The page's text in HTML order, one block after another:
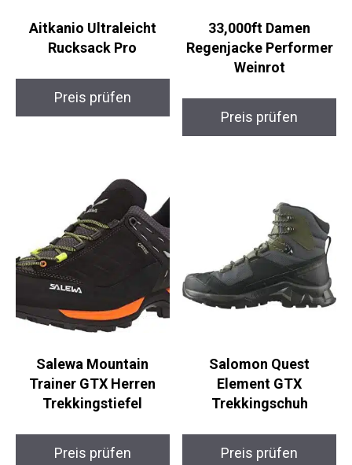
Aitkanio Ultraleicht
Rucksack Pro
Preis prüfen
33,000ft Damen
Regenjacke Performer
Weinrot
Preis prüfen
Salewa Mountain
Trainer GTX Herren
Trekkingstiefel
Preis prüfen
Salomon Quest
Element GTX
Trekkingschuh
Preis prüfen